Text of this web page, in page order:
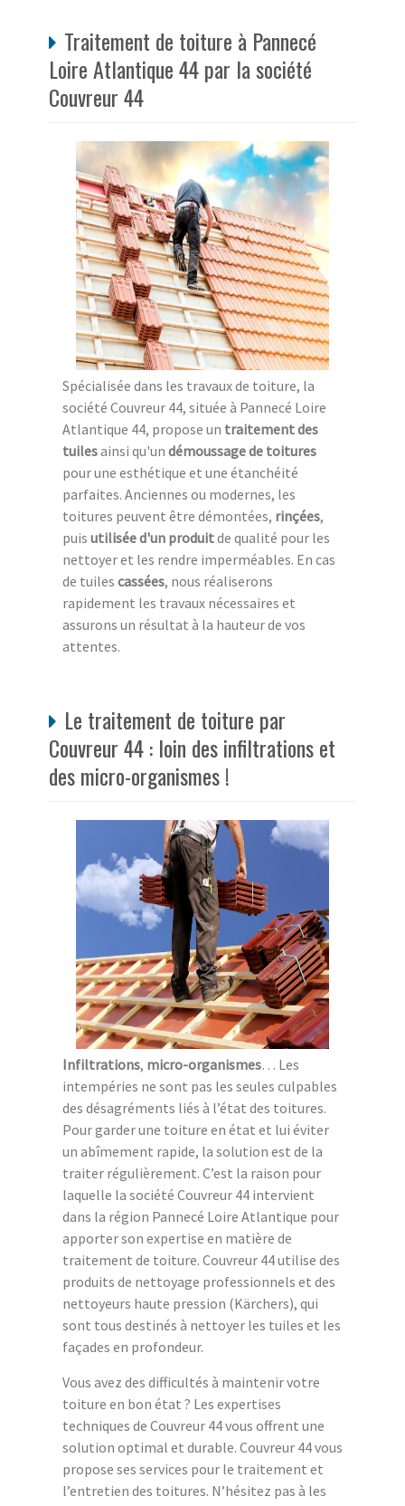
Traitement de toiture à Pannecé
Loire Atlantique 44 par la société
Couvreur 44
Spécialisée dans les travaux de toiture, la
société Couvreur 44, située à Pannecé Loire
Atlantique 44, propose un traitement des
tuilesainsi qu'un démoussage de toitures
pour une esthétique et une étanchéité
parfaites. Anciennes ou modernes, les
toitures peuvent être démontées, rinçées,
puis utilisée d'un produitde qualité pour les
nettoyer et les rendre imperméables. En cas
de tuiles cassées, nous réaliserons
rapidement les travaux nécessaires et
assurons un résultat à la hauteur de vos
attentes.
Le traitement de toiture par
Couvreur 44 : loin des infiltrations et
des micro-organismes !
Infiltrations, micro-organismes… Les
intempéries ne sont pas les seules culpables
des désagréments liés à l’état des toitures.
Pour garder une toiture en état et lui éviter
un abîmement rapide, la solution est de la
traiter régulièrement. C’est la raison pour
laquelle la société Couvreur 44 intervient
dans la région Pannecé Loire Atlantique pour
apporter son expertise en matière de
traitement de toiture. Couvreur 44 utilise des
produits de nettoyage professionnels et des
nettoyeurs haute pression (Kärchers), qui
sont tous destinés à nettoyer les tuiles et les
façades en profondeur.
Vous avez des difficultés à maintenir votre
toiture en bon état ? Les expertises
techniques de Couvreur 44 vous offrent une
solution optimal et durable. Couvreur 44 vous
propose ses services pour le traitement et
l’entretien des toitures. N’hésitez pas à les